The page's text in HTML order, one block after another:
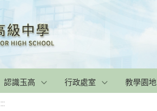
認識玉高 行政處室 教學園地
:::